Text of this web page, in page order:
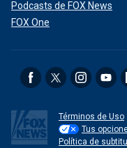
Podcasts de FOX News
FOX One
Términos de Uso
Tus
Política de